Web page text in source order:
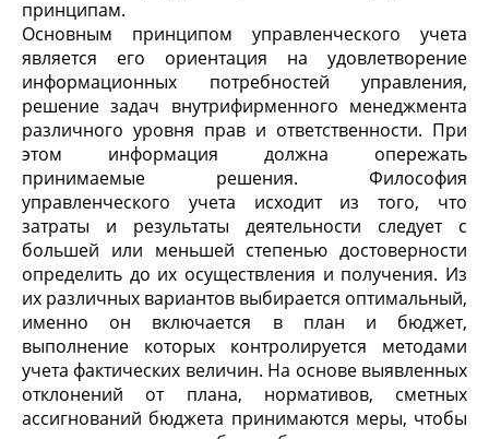
принципам.
Основным принципом управленческого учета
является его ориентация на удовлетворение
информационных потребностей управления,
решение задач внутрифирменного менеджмента
различного уровня прав и ответственности. При
этом информация должна опережать
принимаемые решения. Философия
управленческого учета исходит из того, что
затраты и результаты деятельности следует с
большей или меньшей степенью достоверности
определить до их осуществления и получения. Из
их различных вариантов выбирается оптимальный,
именно он включается в план и бюджет,
выполнение которых контролируется методами
учета фактических величин. На основе выявленных
отклонений от плана, нормативов, сметных
ассигнований бюджета принимаются меры, чтобы